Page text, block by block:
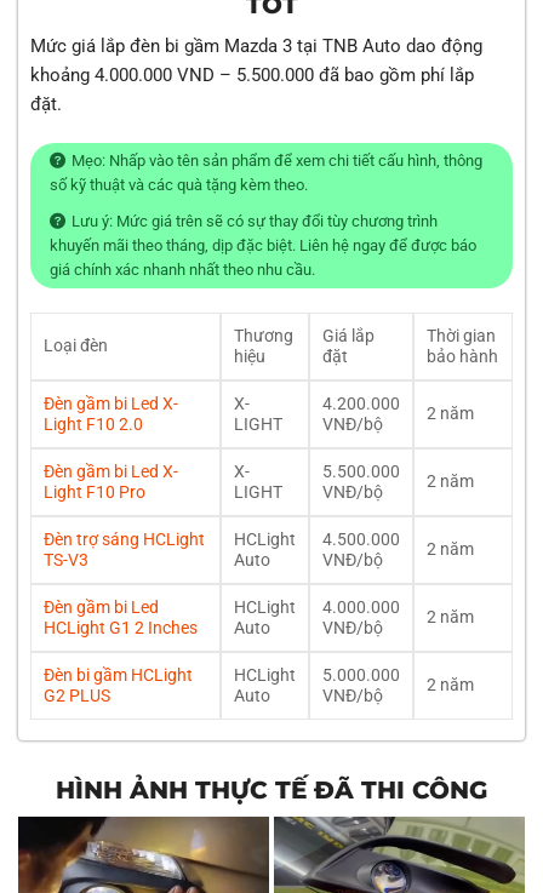
Mức giá lắp đèn bi gầm Mazda 3 tại TNB Auto dao động
khoảng 4.000.000 VND – 5.500.000 đã bao gồm phí lắp
đặt.
Mẹo: Nhấp vào tên sản phẩm để xem chi tiết cấu hình, thông
số kỹ thuật và các quà tặng kèm theo.
Lưu ý: Mức giá trên sẽ có sự thay đổi tùy chương trình
khuyến mãi theo tháng, dịp đặc biệt. Liên hệ ngay để được báo
giá chính xác nhanh nhất theo nhu cầu.
Loại đèn
Thương
hiệu
Giá lắp
đặt
Thời gian
bảo hành
Đèn gầm bi Led X-
Light F10 2.0
X-
LIGHT
4.200.000
VNĐ/bộ
2 năm
Đèn gầm bi Led X-
Light F10 Pro
X-
LIGHT
5.500.000
VNĐ/bộ
2 năm
Đèn trợ sáng HCLight
TS-V3
HCLight
Auto
4.500.000
VNĐ/bộ
2 năm
Đèn gầm bi Led
HCLight G1 2 Inches
HCLight
Auto
4.000.000
VNĐ/bộ
2 năm
Đèn bi gầm HCLight
G2 PLUS
HCLight
Auto
5.000.000
VNĐ/bộ
2 năm
HÌNH ẢNH THỰC TẾ ĐÃ THI CÔNG